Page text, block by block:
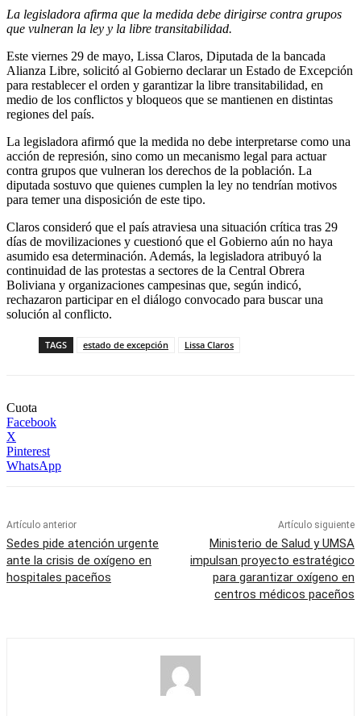
La legisladora afirma que la medida debe dirigirse contra grupos
que vulneran la ley y la libre transitabilidad.
Este viernes 29 de mayo, Lissa Claros, Diputada de la bancada
Alianza Libre, solicitó al Gobierno declarar un Estado de Excepción
para restablecer el orden y garantizar la libre transitabilidad, en
medio de los conflictos y bloqueos que se mantienen en distintas
regiones del país.
La legisladora afirmó que la medida no debe interpretarse como una
acción de represión, sino como un mecanismo legal para actuar
contra grupos que vulneran los derechos de la población. La
diputada sostuvo que quienes cumplen la ley no tendrían motivos
para temer una disposición de este tipo.
Claros consideró que el país atraviesa una situación crítica tras 29
días de movilizaciones y cuestionó que el Gobierno aún no haya
asumido esa determinación. Además, la legisladora atribuyó la
continuidad de las protestas a sectores de la Central Obrera
Boliviana y organizaciones campesinas que, según indicó,
rechazaron participar en el diálogo convocado para buscar una
solución al conflicto.
TAGS estado de excepción Lissa Claros
Cuota
Facebook
X
Pinterest
WhatsApp
Artículo anterior
Sedes pide atención urgente
ante la crisis de oxígeno en
hospitales paceños
Artículo siguiente
Ministerio de Salud y UMSA
impulsan proyecto estratégico
para garantizar oxígeno en
centros médicos paceños